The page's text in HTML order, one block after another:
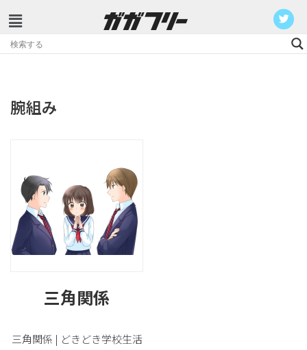
コ
ン
プ
腕組み
三角関係
三角関係 | どきどき学校生活